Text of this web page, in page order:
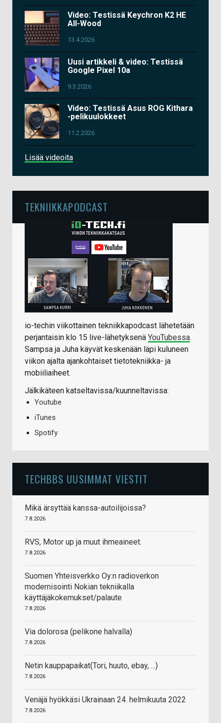
Video: Testissä Keychron K2 HE
All-Wood
13.4.2026
Uusi artikkeli & video: Testissä
Google Pixel 10a
9.3.2026
Video: Testissä Asus ROG Kithara
-pelikuulokkeet
11.2.2026
Lisää videoita
TEKNIIKKAPODCAST
io-techin viikottainen tekniikkapodcast lähetetään
perjantaisin klo 15 live-lähetyksenä YouTubessa.
Sampsa ja Juha käyvät keskenään läpi kuluneen
viikon ajalta ajankohtaiset tietotekniikka- ja
mobiiliaiheet.
Jälkikäteen katseltavissa/kuunneltavissa:
Youtube
iTunes
Spotify
TECHBBS UUSIMMAT VIESTIT
Mikä ärsyttää kanssa-autoilijoissa?
7.8.2026
RVS, Motor up ja muut ihmeaineet.
7.8.2026
Suomen Yhteisverkko Oy:n radioverkon
modernisointi Nokian tekniikalla
käyttäjäkokemukset/palaute
7.8.2026
Via dolorosa (pelikone halvalla)
7.8.2026
Netin kauppapaikat(Tori, huuto, ebay, ...)
7.8.2026
Venäjä hyökkäsi Ukrainaan 24. helmikuuta 2022
7.8.2026